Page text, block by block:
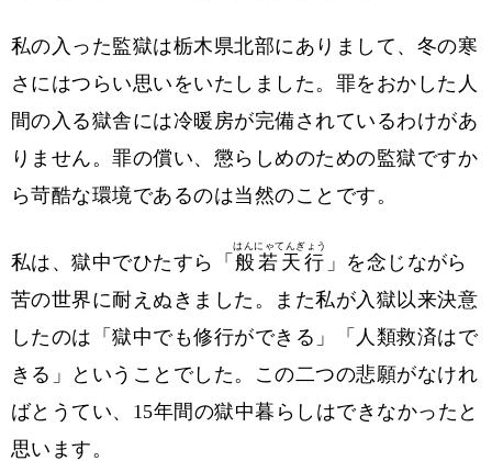
私の入った監獄は栃木県北部にありまして、冬の寒
さにはつらい思いをいたしました。罪をおかした人
間の入る獄舎には冷暖房が完備されているわけがあ
りません。罪の償い、懲らしめのための監獄ですか
ら苛酷な環境であるのは当然のことです。
私は、獄中でひたすら「 般若天行
はんにゃてんぎょう
」を念じながら
苦の世界に耐えぬきました。また私が入獄以来決意
したのは「獄中でも修行ができる」「人類救済はで
きる」ということでした。この二つの悲願がなけれ
ばとうてい、15年間の獄中暮らしはできなかったと
思います。